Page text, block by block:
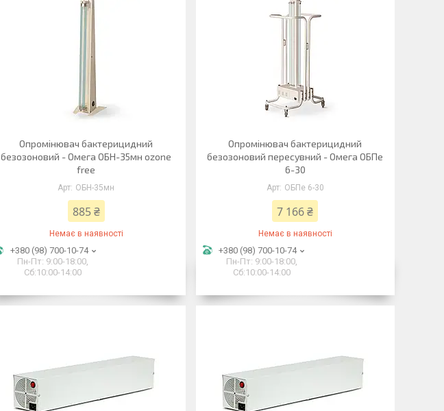
Опромінювач бактерицидний
безозоновий - Омега ОБН-35мн ozone
free
ОБН-35мн
885 ₴
Немає в наявності
+380 (98) 700-10-74
Пн-Пт: 9:00-18:00,
Сб:10:00-14:00
Опромінювач бактерицидний
безозоновий пересувний - Омега ОБПе
6-30
ОБПе 6-30
7 166 ₴
Немає в наявності
+380 (98) 700-10-74
Пн-Пт: 9:00-18:00,
Сб:10:00-14:00